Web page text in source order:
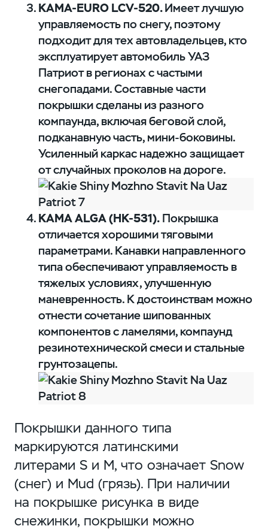
КАМА-EURO LCV-520.Имеет лучшую
управляемость по снегу, поэтому
подходит для тех автовладельцев, кто
эксплуатирует автомобиль УАЗ
Патриот в регионах с частыми
снегопадами. Составные части
покрышки сделаны из разного
компаунда, включая беговой слой,
подканавную часть, мини-боковины.
Усиленный каркас надежно защищает
от случайных проколов на дороге.
КАМА ALGA (НК-531).Покрышка
отличается хорошими тяговыми
параметрами. Канавки направленного
типа обеспечивают управляемость в
тяжелых условиях, улучшенную
маневренность. К достоинствам можно
отнести сочетание шипованных
компонентов с ламелями, компаунд
резинотехнической смеси и стальные
грунтозацепы.
Покрышки данного типа
маркируются латинскими
литерами S и M, что означает Snow
(снег) и Mud (грязь). При наличии
на покрышке рисунка в виде
снежинки, покрышки можно